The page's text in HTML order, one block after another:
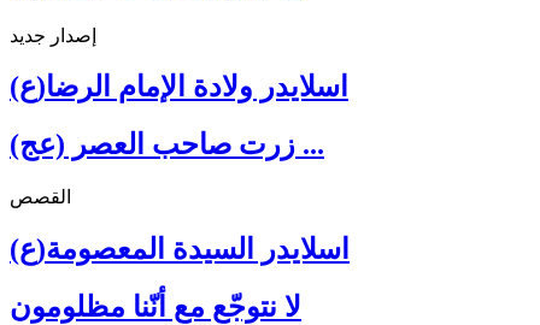
إصدار جديد
اسلايدر ولادة الإمام الرضا(ع)
زرت صاحب العصر (عج) ...
القصص
اسلايدر السيدة المعصومة(ع)
لا نتوجّع مع أنّنا مظلومون